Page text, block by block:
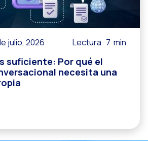
julio, 2026 Lectura 7 min
suficiente: Por qué el
necesita una